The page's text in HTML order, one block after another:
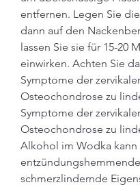
entfernen. Legen Sie
dann auf den
lassen Sie sie für 15-20
einwirken. Achten Sie
Symptome der
Osteochondrose zu
Symptome der
Osteochondrose zu
Alkohol im Wodka kann
schmerzlindernde